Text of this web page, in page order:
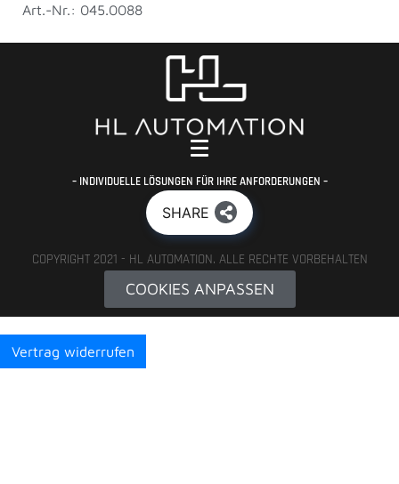
Art.-Nr.: 045.0088
– INDIVIDUELLE LÖSUNGEN FÜR IHRE ANFORDERUNGEN –
SHARE
COPYRIGHT 2021 - HL AUTOMATION. ALLE RECHTE VORBEHALTEN
COOKIES ANPASSEN
Vertrag widerrufen